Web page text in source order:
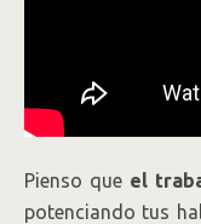
Pienso queel
potenciando tus